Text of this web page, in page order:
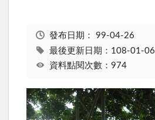
發布日期： 99-04-26
最後更新日期：108-01-06
資料點閱次數：974